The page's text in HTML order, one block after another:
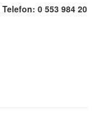
Telefon: 0 553 984 20